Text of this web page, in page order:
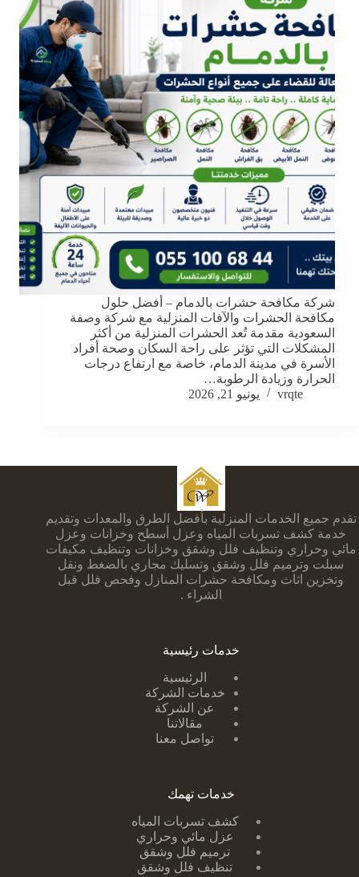
شركة مكافحة حشرات بالدمام – أفضل حلول
مكافحة الحشرات والآفات المنزلية مع شركة وصفة
السعودية مقدمة تُعد الحشرات المنزلية من أكثر
المشكلات التي تؤثر على راحة السكان وصحة أفراد
الأسرة في مدينة الدمام، خاصة مع ارتفاع درجات
الحرارة وزيادة الرطوبة…
vrqte
يونيو 21, 2026
تقدم جميع الخدمات المنزلية بأفضل الطرق والمعدات وتقديم
خدمة كشف تسربات المياه وعزل أسطح وخزانات وعزل
مائي وحراري وتنظيف فلل وشقق وخزانات وتنظيف مكيفات
سبلت وترميم فلل وشقق وتسليك مجاري بالضغط ونقل
وتخزين اثاث ومكافحة حشرات المنازل وفحص فلل قبل
الشراء .
خدمات رئيسية
الرئيسية
خدمات الشركة
عن الشركة
مقالاتنا
تواصل معنا
خدمات تهمك
كشف تسربات ا لمياه
عزل مائي وحراري
ترميم فلل وشقق
تنظيف فلل وشقق